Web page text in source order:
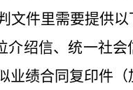
文件里需要提供以
介绍信、统一社
业绩合同复印件（